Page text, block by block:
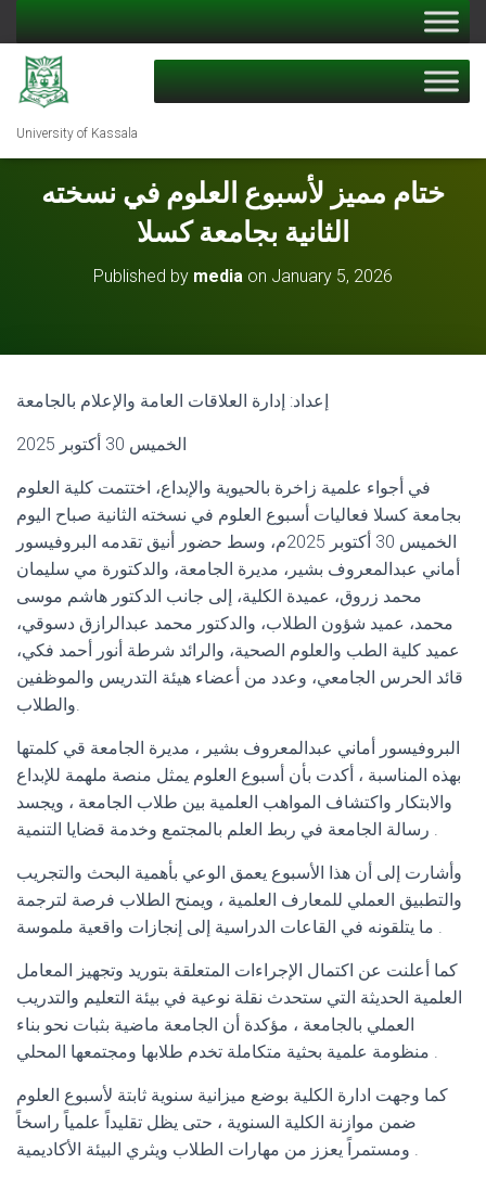
University of Kassala
ختام مميز لأسبوع العلوم في نسخته
الثانية بجامعة كسلا
Published by media on January 5, 2026
إعداد: إدارة العلاقات العامة والإعلام بالجامعة
الخميس 30 أكتوبر 2025
في أجواء علمية زاخرة بالحيوية والإبداع، اختتمت كلية العلوم
بجامعة كسلا فعاليات أسبوع العلوم في نسخته الثانية صباح اليوم
الخميس 30 أكتوبر 2025م، وسط حضور أنيق تقدمه البروفيسور
أماني عبدالمعروف بشير، مديرة الجامعة، والدكتورة مي سليمان
محمد زروق، عميدة الكلية، إلى جانب الدكتور هاشم موسى
محمد، عميد شؤون الطلاب، والدكتور محمد عبدالرازق دسوقي،
عميد كلية الطب والعلوم الصحية، والرائد شرطة أنور أحمد فكي،
قائد الحرس الجامعي، وعدد من أعضاء هيئة التدريس والموظفين
والطلاب.
البروفيسور أماني عبدالمعروف بشير ، مديرة الجامعة قي كلمتها
بهذه المناسبة ، أكدت بأن أسبوع العلوم يمثل منصة ملهمة للإبداع
والابتكار واكتشاف المواهب العلمية بين طلاب الجامعة ، ويجسد
رسالة الجامعة في ربط العلم بالمجتمع وخدمة قضايا التنمية .
وأشارت إلى أن هذا الأسبوع يعمق الوعي بأهمية البحث والتجريب
والتطبيق العملي للمعارف العلمية ، ويمنح الطلاب فرصة لترجمة
ما يتلقونه في القاعات الدراسية إلى إنجازات واقعية ملموسة .
كما أعلنت عن اكتمال الإجراءات المتعلقة بتوريد وتجهيز المعامل
العلمية الحديثة التي ستحدث نقلة نوعية في بيئة التعليم والتدريب
العملي بالجامعة ، مؤكدة أن الجامعة ماضية بثبات نحو بناء
منظومة علمية بحثية متكاملة تخدم طلابها ومجتمعها المحلي .
كما وجهت ادارة الكلية بوضع ميزانية سنوية ثابتة لأسبوع العلوم
ضمن موازنة الكلية السنوية ، حتى يظل تقليداً علمياً راسخاً
ومستمراً يعزز من مهارات الطلاب ويثري البيئة الأكاديمية .